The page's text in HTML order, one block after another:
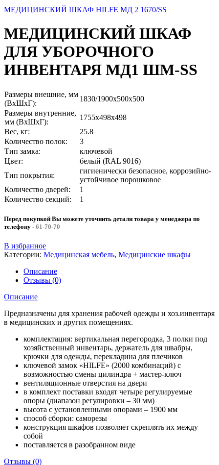
МЕДИЦИНСКИЙ ШКАФ HILFE МД 2 1670/SS
МЕДИЦИНСКИЙ ШКАФ
ДЛЯ УБОРОЧНОГО
ИНВЕНТАРЯ МД1 ШМ-SS
Размеры внешние, мм
(ВхШхГ):
1830/1900x500x500
Размеры внутренние,
мм (ВхШхГ):
1755x498x498
Вес, кг:
25.8
Количество полок:
3
Тип замка:
ключевой
Цвет:
белый (RAL 9016)
Тип покрытия:
гигиенически безопасное, коррозийно-
устойчивое порошковое
Количество дверей:
1
Количество секций:
1
Перед покупкой Вы можете уточнить детали товара у менеджера по
телефону - 61-70-70
В избранное
Категории: Медицинская мебель, Медицинские шкафы
Описание
Отзывы (0)
Описание
Предназначены для хранения рабочей одежды и хоз.инвентаря
в медицинских и других помещениях.
комплектация: вертикальная перегородка, 3 полки под
хозяйственный инвентарь, держатель для швабры,
крючки для одежды, перекладина для плечиков
ключевой замок «HILFE» (2000 комбинаций) с
возможностью смены цилиндра + мастер-ключ
вентиляционные отверстия на двери
в комплект поставки входят четыре регулируемые
опоры (диапазон регулировки – 30 мм)
высота с установленными опорами – 1900 мм
способ сборки: саморезы
конструкция шкафов позволяет скреплять их между
собой
поставляется в разобранном виде
Отзывы (0)